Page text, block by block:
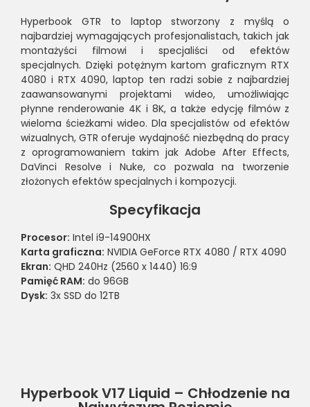
Hyperbook GTR to laptop stworzony z myślą o
najbardziej wymagających profesjonalistach, takich jak
montażyści filmowi i specjaliści od efektów
specjalnych. Dzięki potężnym kartom graficznym RTX
4080 i RTX 4090, laptop ten radzi sobie z najbardziej
zaawansowanymi projektami wideo, umożliwiając
płynne renderowanie 4K i 8K, a także edycję filmów z
wieloma ścieżkami wideo. Dla specjalistów od efektów
wizualnych, GTR oferuje wydajność niezbędną do pracy
z oprogramowaniem takim jak Adobe After Effects,
DaVinci Resolve i Nuke, co pozwala na tworzenie
złożonych efektów specjalnych i kompozycji.
Specyfikacja
Procesor: Intel i9-14900HX
Karta graficzna: NVIDIA GeForce RTX 4080 / RTX 4090
Ekran: QHD 240Hz (2560 x 1440) 16:9
Pamięć RAM: do 96GB
Dysk: 3x SSD do 12TB
Hyperbook V17 Liquid – Chłodzenie na